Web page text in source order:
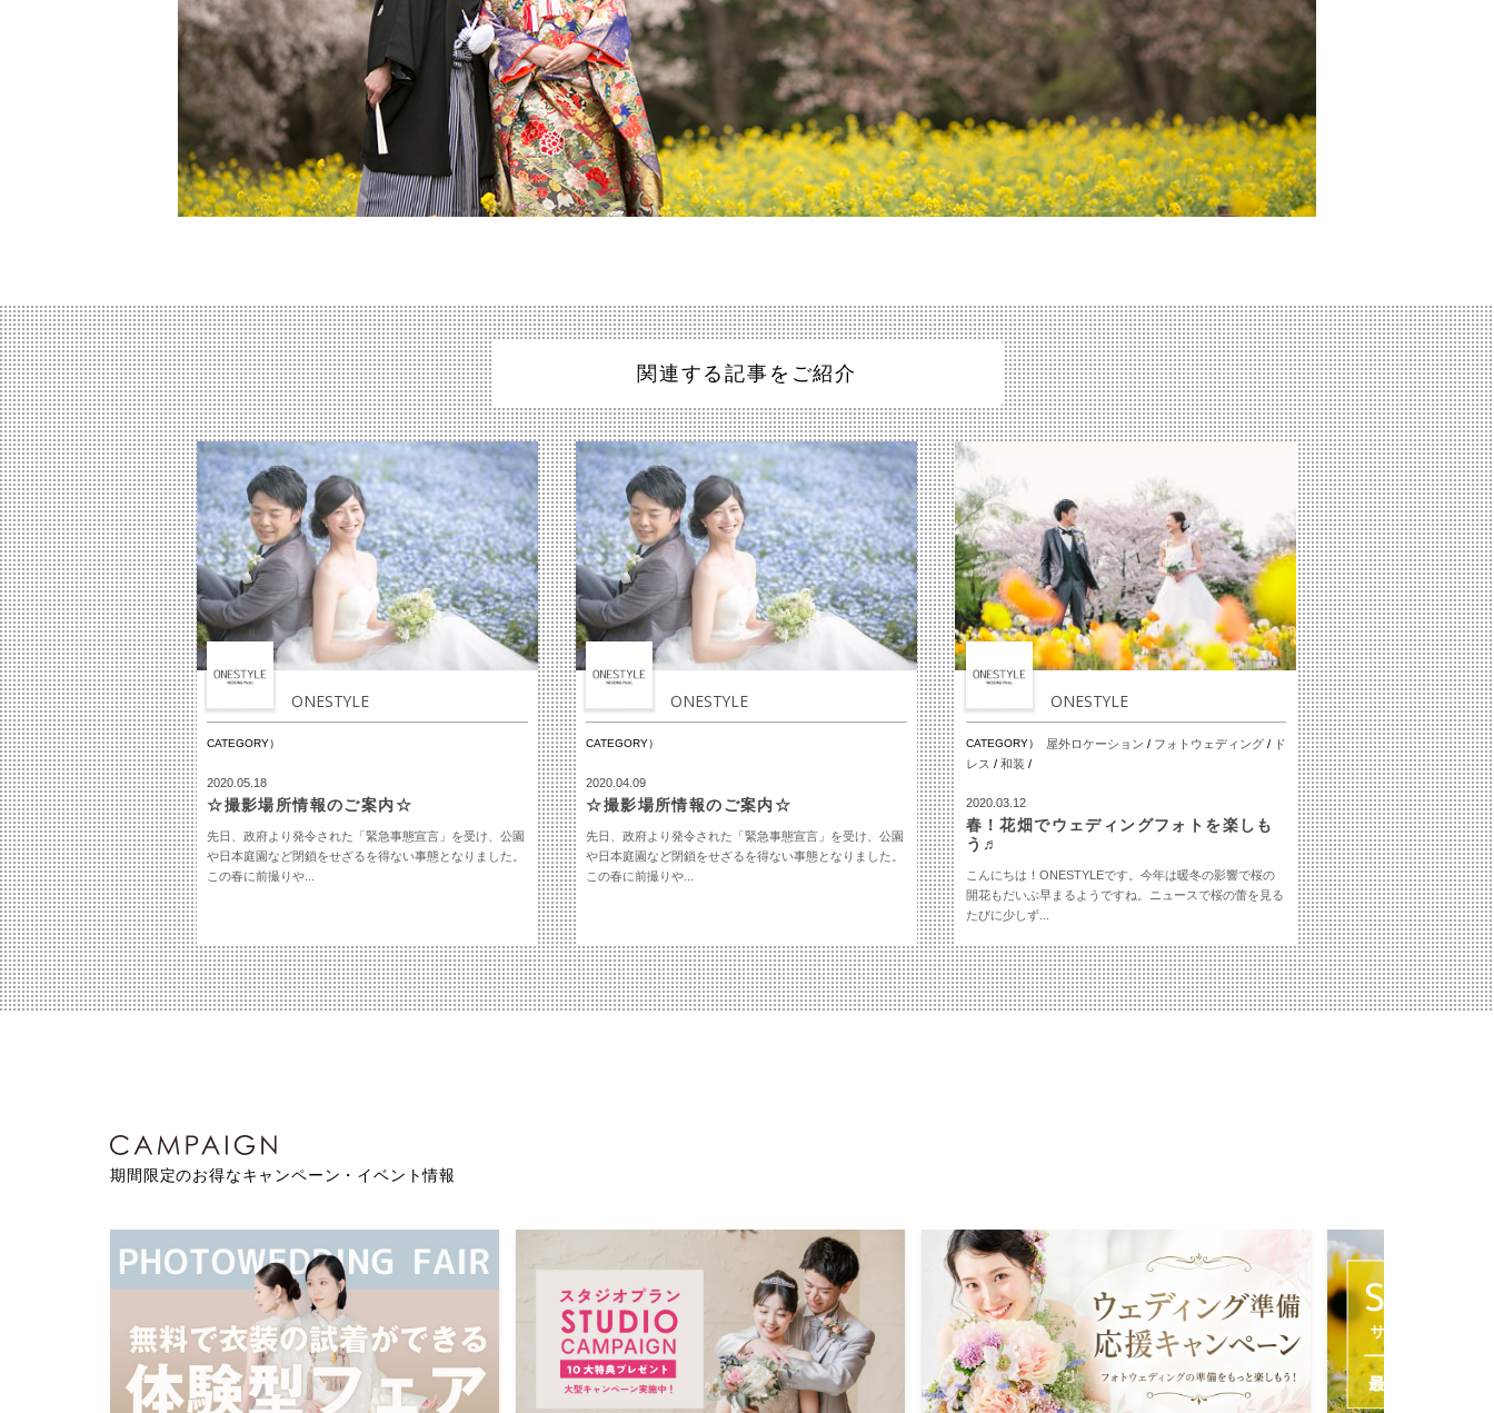
関連する記事をご紹介
ONESTYLE
CATEGORY）
2020.05.18
☆撮影場所情報のご案内☆
先日、政府より発令された「緊急事態宣言」を受け、公園
や日本庭園など閉鎖をせざるを得ない事態となりました。
この春に前撮りや...
ONESTYLE
CATEGORY）
2020.04.09
☆撮影場所情報のご案内☆
先日、政府より発令された「緊急事態宣言」を受け、公園
や日本庭園など閉鎖をせざるを得ない事態となりました。
この春に前撮りや...
ONESTYLE
CATEGORY） 屋外ロケーション / フォトウェディング/ ド
レス / 和装 /
2020.03.12
春！花畑でウェディングフォトを楽しも
う♬
こんにちは！ONESTYLEです。今年は暖冬の影響で桜の
開花もだいぶ早まるようですね。ニュースで桜の蕾を見る
たびに少しず...
期間限定のお得なキャンペーン・イベント情報